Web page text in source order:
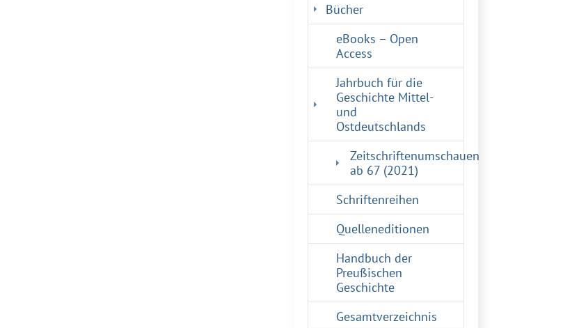
Bücher
eBooks – Open
Access
Jahrbuch für die
Geschichte Mittel-
und
Ostdeutschlands
Zeitschriftenumschauen
ab 67 (2021)
Schriftenreihen
Quelleneditionen
Handbuch der
Preußischen
Geschichte
Gesamtverzeichnis